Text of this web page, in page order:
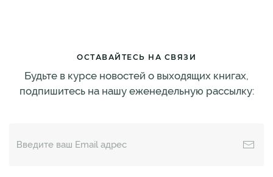
ОСТАВАЙТЕСЬ НА СВЯЗИ
Будьте в курсе новостей о выходящих книгах,
подпишитесь на нашу еженедельную рассылку: